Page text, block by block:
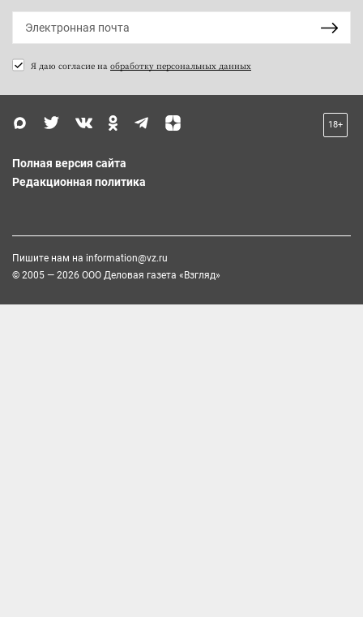
Я даю согласие на обработку персональных данных
18+
Полная версия сайта
Редакционная политика
Пишите нам на information@vz.ru
© 2005 — 2026 ООО Деловая газета «Взгляд»